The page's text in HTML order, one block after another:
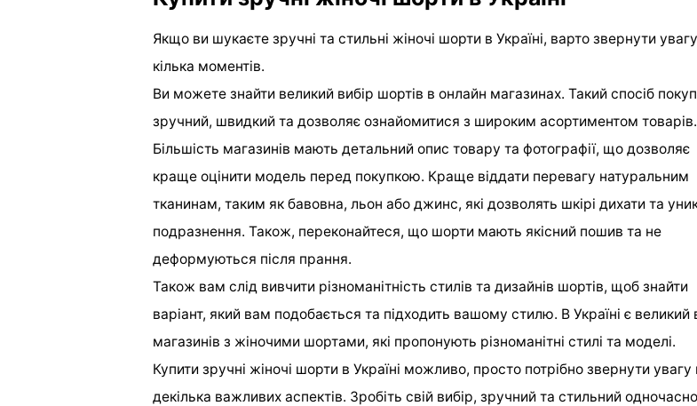
Якщо ви шукаєте зручні та стильні жіночі шорти в Україні, варто звернути
кілька моментів.
Ви можете знайти великий вибір шортів в онлайн магазинах. Такий спосіб
зручний, швидкий та дозволяє ознайомитися з широким асортиментом товарів.
Більшість магазинів мають детальний опис товару та фотографії, що дозволяє
краще оцінити модель перед покупкою. Краще віддати перевагу натуральним
тканинам, таким як бавовна, льон або джинс, які дозволять шкірі дихати та
подразнення. Також, переконайтеся, що шорти мають якісний пошив та не
деформуються після прання.
Також вам слід вивчити різноманітність стилів та дизайнів шортів, щоб знайти
варіант, який вам подобається та підходить вашому стилю. В Україні є великий
магазинів з жіночими шортами, які пропонують різноманітні стилі та моделі.
Купити зручні жіночі шорти в Україні можливо, просто потрібно звернути увагу
декілька важливих аспектів. Зробіть свій вибір, зручний та стильний